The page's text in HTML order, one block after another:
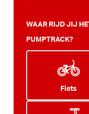
WAAR RIJD JIJ
PUMPTRACK?
Fiets